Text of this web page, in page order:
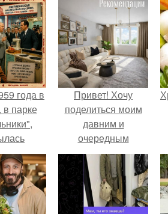
года в
парке
Привет! Хочу
поделиться моим
давним и
очередным
неопубликованным
проектом.